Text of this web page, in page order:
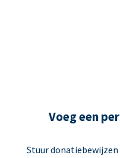
Voeg een
Stuur